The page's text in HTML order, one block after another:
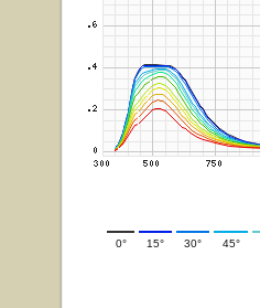
0° 15° 30° 45°